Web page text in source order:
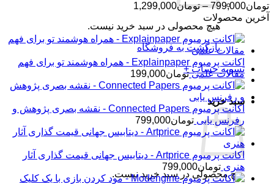
هیچ محصولی در سبد خرید نیست.
بازگشت به فروشگاه
تسویه حساب +
سبد خرید
هیچ محصولی در سبد خرید نیست.
تومان799,000
– تومان1,299,000
تومان799,000
تا
آخرین محصولات
اکانت پرمیوم Explainpaper - همراه هوشمند تو برای فهم
مقالات علمی تومان199,000
اکانت پرمیوم Connected Papers - نقشه بصری پژوهش و
رفرنس یابی تومان799,000
اکانت پرمیوم Artprice - دیتابیس جهانی قیمت ‌گذاری آثار
هنری تومان799,000